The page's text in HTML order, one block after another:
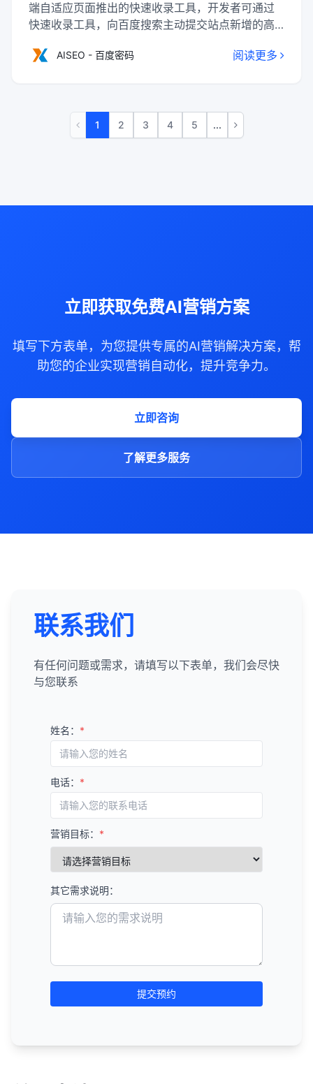
端自适应页面推出的快速收录工具，开发者可通过
快速收录工具，向百度搜索主动提交站点新增的高
情况下48小时内即可实现收录。
AISEO - 百度密码 阅读更多
1 2 3 4 5 ...
立即获取免费AI营销方案
填写下方表单，为您提供专属的AI营销解决方案，帮
助您的企业实现营销自动化，提升竞争力。
立即咨询
了解更多服务
联系我们
有任何问题或需求，请填写以下表单，我们会尽快
与您联系
姓名： *
电话： *
营销目标： *
其它需求说明：
提交预约